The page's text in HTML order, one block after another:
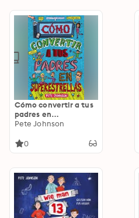
Cómo convertir a tus
padres en
superestrellas
Pete Johnson
0